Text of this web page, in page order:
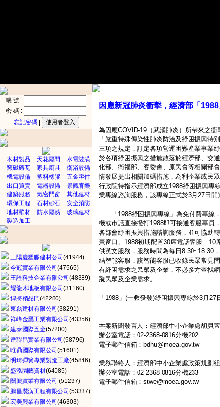
帳 號 :
密 碼 :
忘記密碼|
木材製品 天花隔間
水電裝潢
窯磁磚瓦
家具廚具
衛浴設備
機電設備
塑料橡膠
五金零件
出口買賣
電器設備
景觀育樂
建築服務
氣密門窗
其他建材
環保工程
石材砂石
安全消防
地材壁材
防水隔熱
玻璃建材
製造加工
三陽慶塑膠建材公司 (41944)
今冠實業有限公司 (47565)
王詮科技企業有限公司 (48389)
耀龍木地板有限公司 (31160)
悍將精品門(42280)
東磊建材有限公司 (38291)
祥峰金屬工業有限公司 (43356)
建泰國際五金(57200)
達聯昌實業有限公司 (58796)
唯鼎國際有限公司 (51601)
明琦彈簧專業製造工廠(45846)
盛泓園藝資材(64085)
關鵬實業有限公司 (51297)
鵬昌裝潢工程有限公司 (53337)
宏美興業有限公司 (46303)
因應新冠肺炎衝擊，經濟部「
為因應COVID-19（武漢肺炎）所帶來之衝
「嚴重特殊傳染性肺炎防治及紓困振興特
三項之規定，訂定各項營運困難產業事業
於各項紓困振興之措施散落於經濟部、交
化部、衛福部、客委會、原民會等相關部
情發展提出相關加碼措施，為利企業或民
行政院特指示經濟部成立1988紓困振興專
業專線諮詢服務，該專線正式於3月27日開
「1988紓困振興專線」為免付費專線
機或市話直接撥打1988即可接通客服專員
各部會紓困振興措施諮詢服務，並可協助
責窗口。1988初期配置30席電話客服、10
供英文服務，服務時間為每日8:30~18:30
結智能客服，該智能客服已收錄民眾常見
有紓困需求之民眾及企業，不必多方查找
蹤民眾及企業需求。
「1988」(一救發發)紓困振興專線於3月
本案新聞發言人：經濟部中小企業處胡貝
辦公室電話：02-2368-0816分機202
電子郵件信箱：bdhu@moea.gov.tw
業務聯絡人：經濟部中小企業處政策規劃
辦公室電話：02-2368-0816分機233
電子郵件信箱：stwe@moea.gov.tw